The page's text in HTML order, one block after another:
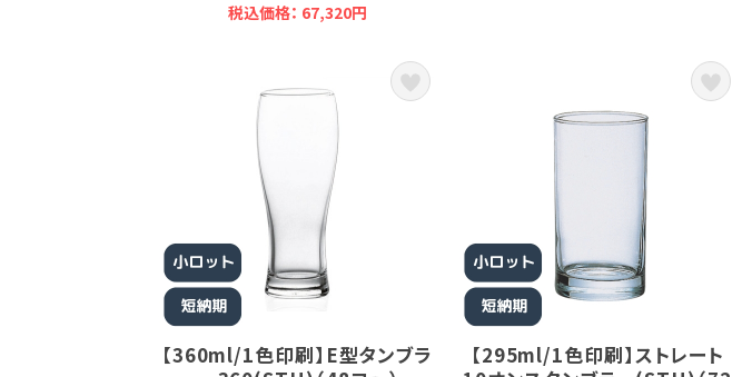
税込価格： 67,320円
【360ml/1色印刷】E型タンブラ
【295ml/1色印刷】ストレート